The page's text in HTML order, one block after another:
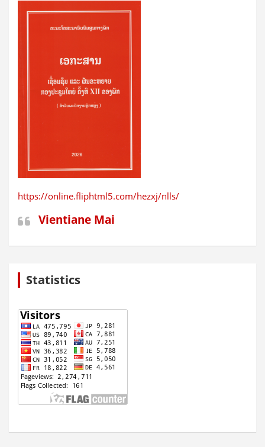
https://online.fliphtml5.com/hezxj/nlls/
Vientiane Mai
Statistics